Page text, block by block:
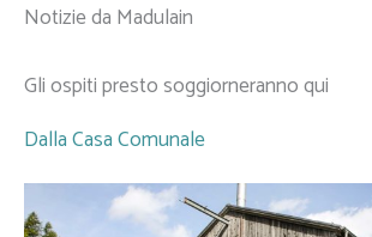
Notizie da Madulain
Gli ospiti presto soggiorneranno qui
Dalla Casa Comunale